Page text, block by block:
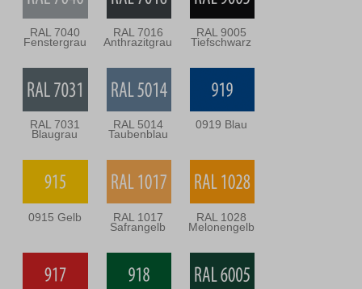
RAL 7040
Fenstergrau
RAL 7016
Anthrazitgrau
RAL 9005
Tiefschwarz
RAL 7031
Blaugrau
RAL 5014
Taubenblau
0919 Blau
0915 Gelb RAL 1017
Safrangelb
RAL 1028
Melonengelb